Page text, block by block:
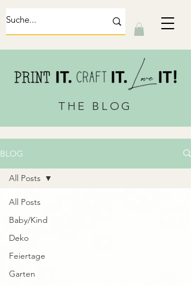
THE BLOG
BLOG
All Posts
Baby/Kind
Deko
Feiertage
Garten
All Posts